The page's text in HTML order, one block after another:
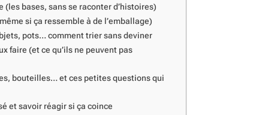
bases, sans se raconter d’histoires)
si ça ressemble à de l’emballage)
pots… comment trier sans deviner
faire (et ce qu’ils ne peuvent pas
bouteilles… et ces petites questions qui
et savoir réagir si ça coince